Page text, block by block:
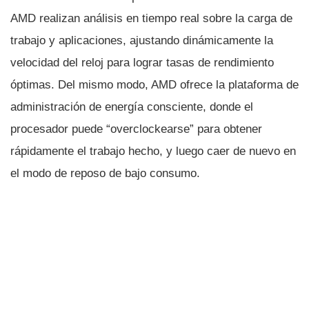
AMD realizan análisis en tiempo real sobre la carga de
trabajo y aplicaciones, ajustando dinámicamente la
velocidad del reloj para lograr tasas de rendimiento
óptimas. Del mismo modo, AMD ofrece la plataforma de
administración de energí­a consciente, donde el
procesador puede “overclockearse” para obtener
rápidamente el trabajo hecho, y luego caer de nuevo en
el modo de reposo de bajo consumo.